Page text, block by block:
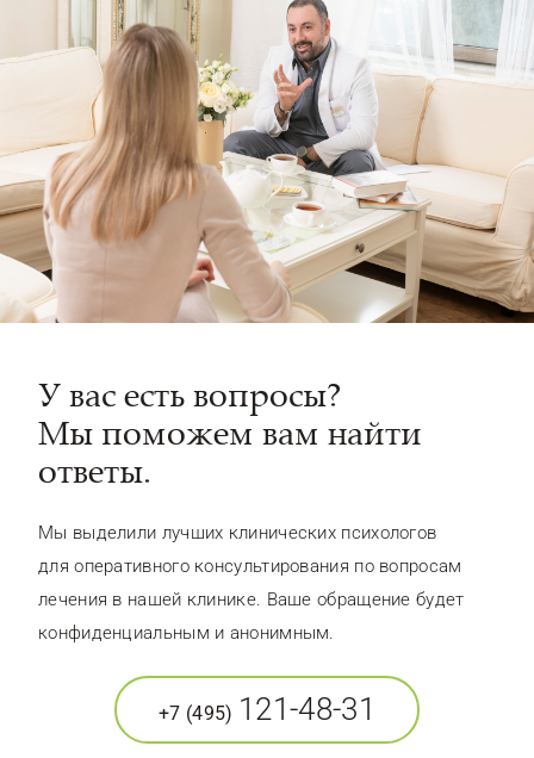
У вас есть вопросы?
Мы поможем вам найти
ответы.
Мы выделили лучших клинических психологов
для оперативного консультирования по вопросам
лечения в нашей клинике. Ваше обращение будет
конфиденциальным и анонимным.
+7 (495) 121-48-31